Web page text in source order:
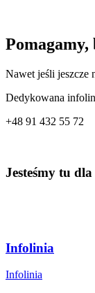
Nawet jeśli jeszcze
Dedykowana
+48 91 432 55 72
Jesteśmy tu
Infolinia
Infolinia